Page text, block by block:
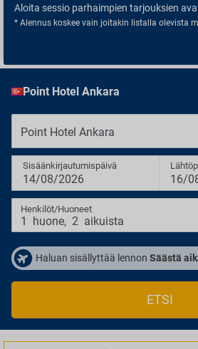
Aloita sessio parhaimpien tarjouksien
* Alennus koskee vain joitakin listalla olevista
Point Hotel Ankara
Point Hotel Ankara
Sisäänkirjautumispäivä
14/08/2026 16/
Henkilöt/Huoneet
1 huone, 2 aikuista
Haluan sisällyttää lennon Säästä
ETSI